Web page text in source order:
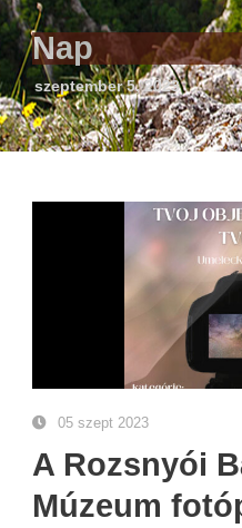
Nap
szeptember 5, 2023
05 szept 2023
A Rozsnyói
Múzeum